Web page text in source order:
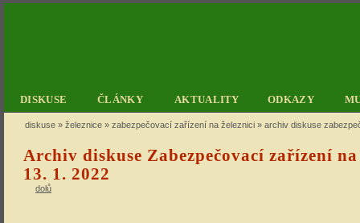
DISKUSE ČLÁNKY AKTUALITY ODKAZY
diskuse » železnice » zabezpečovací zařízení na železnici » archiv diskuse
Archiv diskuse Zabezpečovací zařízení
13. 1. 2022
dolů